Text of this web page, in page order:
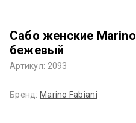
Сабо женские
бежевый
Артикул: 2093
Бренд: Marino Fabiani